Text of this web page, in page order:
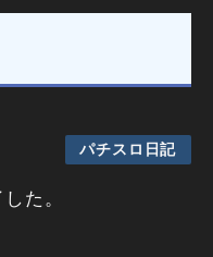
パチスロ日記
た。